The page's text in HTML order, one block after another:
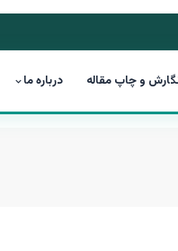
و چاپ مقاله درباره ما